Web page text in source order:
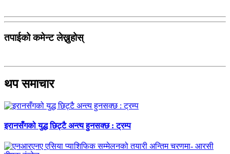
तपाईको कमेन्ट लेख्नुहोस्
थप समाचार
इरानसँगको युद्ध छिट्टै अन्त्य हुनसक्छ : ट्रम्प